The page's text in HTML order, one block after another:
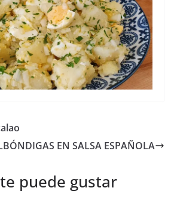
EN SALSA ESPAÑOLA
puede gustar